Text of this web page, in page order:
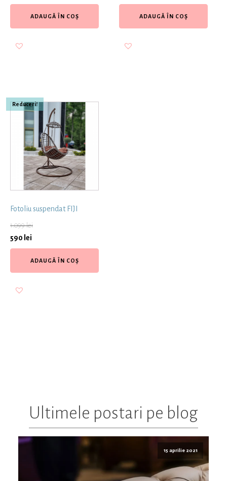
ADAUGĂ ÎN COȘ ADAUGĂ ÎN COȘ
Reduceri!
Fotoliu suspendat FIJI
1.099lei
590 lei
ADAUGĂ ÎN COȘ
Ultimele postari pe blog
15 aprilie 2021